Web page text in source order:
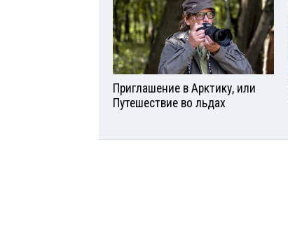
Приглашение в Арктику, или
Путешествие во льдах